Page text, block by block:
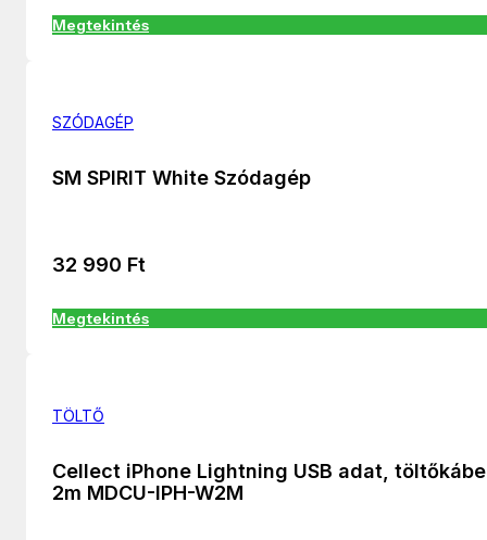
Megtekintés
SZÓDAGÉP
SM SPIRIT White Szódagép
32 990 Ft
Megtekintés
TÖLTŐ
Cellect iPhone Lightning USB adat,
2m MDCU-IPH-W2M